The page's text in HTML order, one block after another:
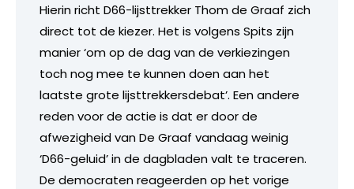
Hierin richt D66-lijsttrekker Thom de Graaf zich
direct tot de kiezer. Het is volgens Spits zijn
manier ‘om op de dag van de verkiezingen
toch nog mee te kunnen doen aan het
laatste grote lijsttrekkersdebat’. Een andere
reden voor de actie is dat er door de
afwezigheid van De Graaf vandaag weinig
‘D66-geluid’ in de dagbladen valt te traceren.
De democraten reageerden op het vorige